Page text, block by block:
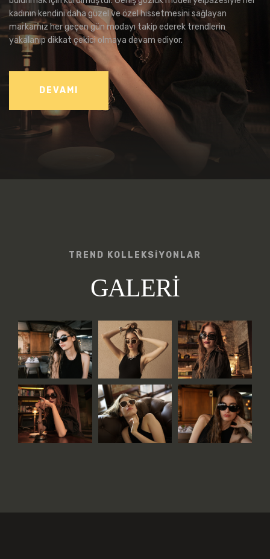
kadının kendini daha güzel ve özel hissetmesini sağlayan
markamız her geçen gün modayı takip ederek trendlerin
yakalanıp dikkat çekici olmaya devam ediyor.
DEVAMI
TREND KOLLEKSİYONLAR
GALERİ